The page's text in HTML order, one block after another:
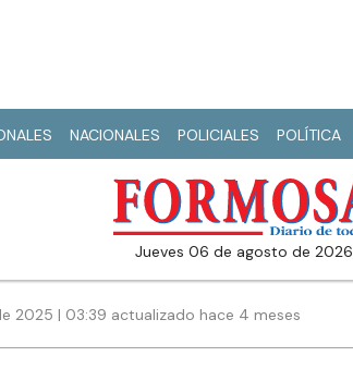
NACIONALES POLICIALES POLÍTICA
jueves 06 de agosto de 2026
2025 | 03:39 actualizado hace 4 meses